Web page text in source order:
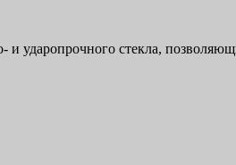
стекла,